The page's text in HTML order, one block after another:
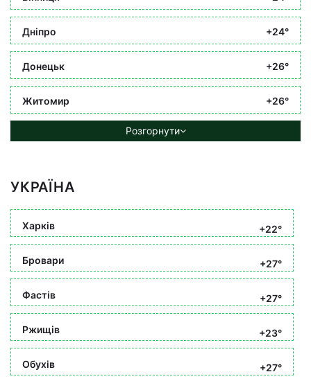
Дніпро +24°
Донецьк +26°
Житомир +26°
Розгорнути
УКРАЇНА
Харків +22°
Бровари +27°
Фастів +27°
Ржищів +23°
Обухів +27°